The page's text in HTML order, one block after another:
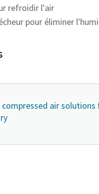
refroidir l'air
pour éliminer
compressed air